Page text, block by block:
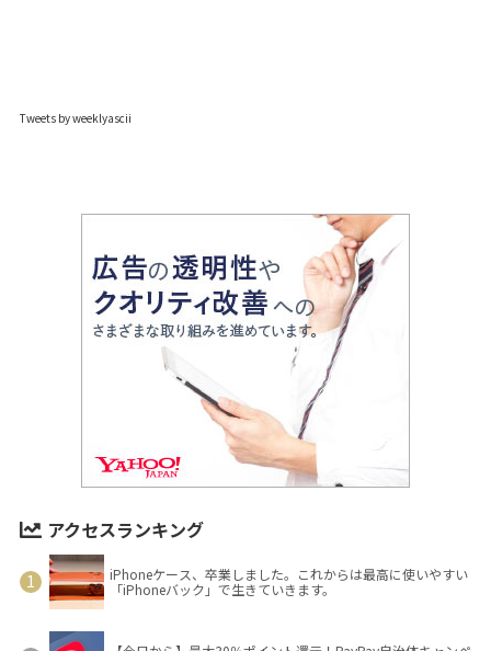
Tweets by weeklyascii
アクセスランキング
iPhoneケース、卒業しました。これからは最高に使いやすい
「iPhoneバック」で生きていきます。